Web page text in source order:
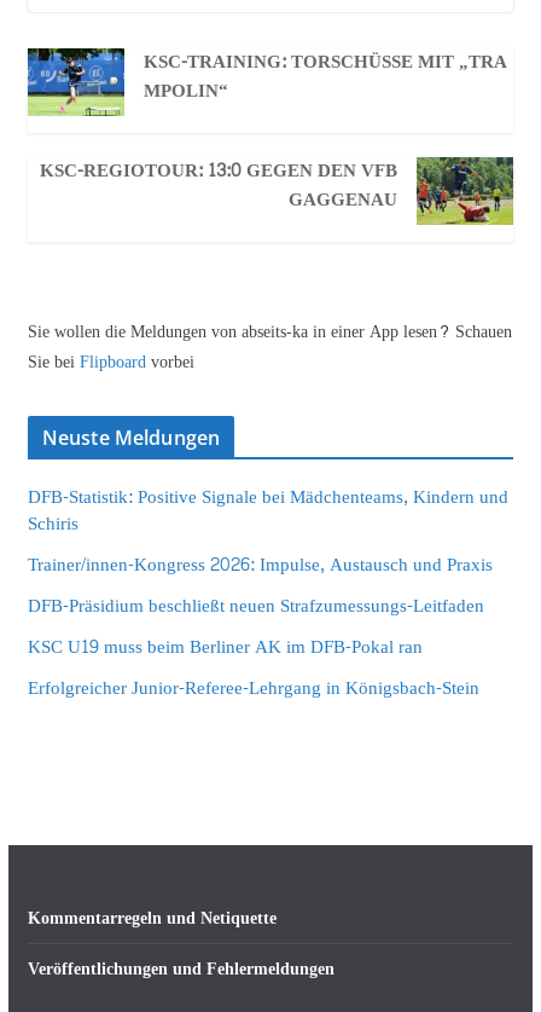
KSC-TRAINING: TORSCHÜSSE MIT „TRA
MPOLIN“
KSC-REGIOTOUR: 13:0 GEGEN DEN VFB
GAGGENAU
Sie wollen die Meldungen von abseits-ka in einer App lesen? Schauen
Sie beiFlipboardvorbei
Neuste Meldungen
DFB-Statistik: Positive Signale bei Mädchenteams, Kindern und
Schiris
Trainer/innen-Kongress 2026: Impulse, Austausch und Praxis
DFB-Präsidium beschließt neuen Strafzumessungs-Leitfaden
KSC U19 muss beim Berliner AK im DFB-Pokal ran
Erfolgreicher Junior-Referee-Lehrgang in Königsbach-Stein
Kommentarregeln und Netiquette
Veröffentlichungen und Fehlermeldungen